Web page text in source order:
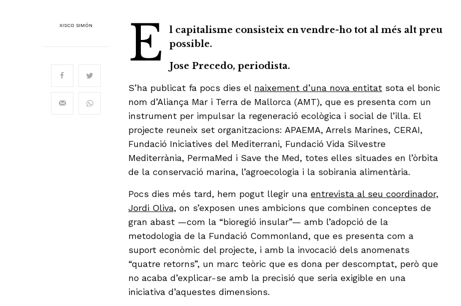
XISCO SIMÓN E
l capitalisme consisteix en vendre-ho tot al més alt preu
possible.
Jose Precedo, periodista.
S’ha publicat fa pocs dies el naixement d’una nova entitat sota el bonic
nom d’Aliança Mar i Terra de Mallorca (AMT), que es presenta com un
instrument per impulsar la regeneració ecològica i social de l’illa. El
projecte reuneix set organitzacions: APAEMA, Arrels Marines, CERAI,
Fundació Iniciatives del Mediterrani, Fundació Vida Silvestre
Mediterrània, PermaMed i Save the Med, totes elles situades en l’òrbita
de la conservació marina, l’agroecologia i la sobirania alimentària.
Pocs dies més tard, hem pogut llegir unaentrevista al seu coordinador,
Jordi Oliva, on s’exposen unes ambicions que combinen conceptes de
gran abast —com la “bioregió insular”— amb l’adopció de la
metodologia de la Fundació Commonland, que es presenta com a
suport econòmic del projecte, i amb la invocació dels anomenats
“quatre retorns”, un marc teòric que es dona per descomptat, però que
no acaba d’explicar-se amb la precisió que seria exigible en una
iniciativa d’aquestes dimensions.